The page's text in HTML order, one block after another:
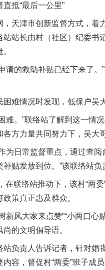
抵“最后一公里”
津市创新监督方式，着
站长由村（社区）纪委书
的救助补贴已经下来了。
情况时发现，低保户吴大
。”联络站了解到这一情况
方力量共同努力下，吴大
日常监督重点，通过查阅
贴发放到位。”该联络站负
络站推动下，该村“两委
策真正惠及群众。
风大家来点赞”“小两口心
的文明倡导语。
责人告诉记者，针对婚
容，督促村“两委”班子成